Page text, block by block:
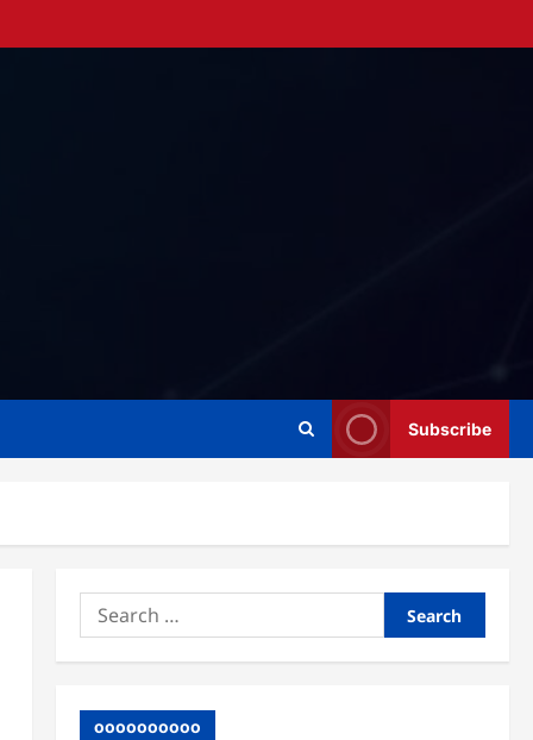
Subscribe
Search
for:
oooooooooo